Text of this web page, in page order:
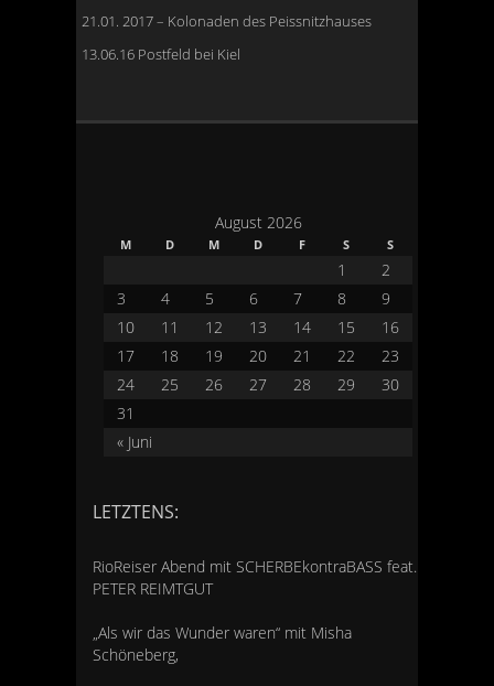
21.01. 2017 – Kolonaden des Peissnitzhauses
13.06.16 Postfeld bei Kiel
August 2026
M D M D F S S
« Juni
1
2
3
4 5 6 7 8
9
10
11 12 13 14 15
16
17
18 19 20 21 22
23
24
25 26 27 28 29
30
31
LETZTENS:
RioReiser Abend mit SCHERBEkontraBASS feat.
PETER REIMTGUT
„Als wir das Wunder waren“ mit Misha
Schöneberg,